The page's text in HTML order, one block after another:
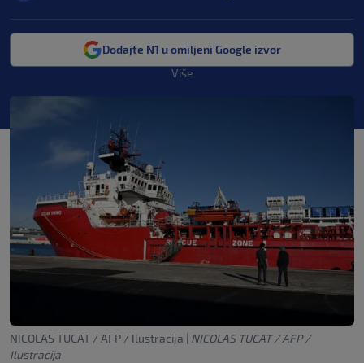
Dodajte N1 u omiljeni Google izvor
Više
NICOLAS TUCAT / AFP / Ilustracija | NICOLAS TUCAT / AFP /
Ilustracija